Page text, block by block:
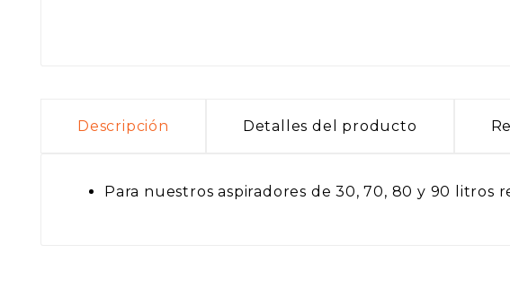
Descripción Detalles del producto
Para nuestros aspiradores de 30, 70, 80 y 90 litros